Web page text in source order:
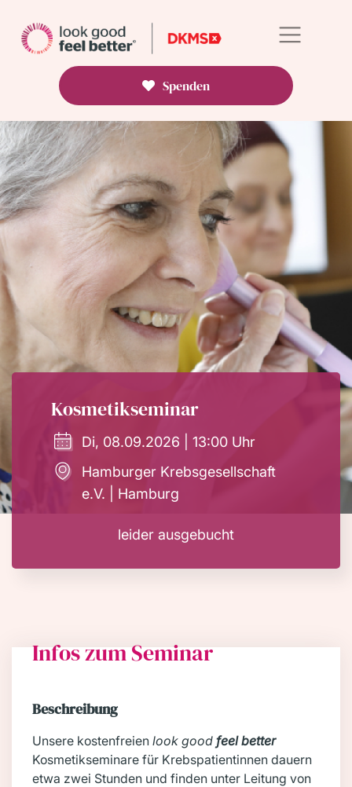
Spenden
Kosmetikseminar
Di, 08.09.2026 | 13:00 Uhr
Hamburger Krebsgesellschaft
e.V. | Hamburg
leider ausgebucht
Infos zum Seminar
Beschreibung
Unsere kostenfreien look good feel better
Kosmetikseminare für Krebspatientinnen dauern
etwa zwei Stunden und finden unter Leitung von